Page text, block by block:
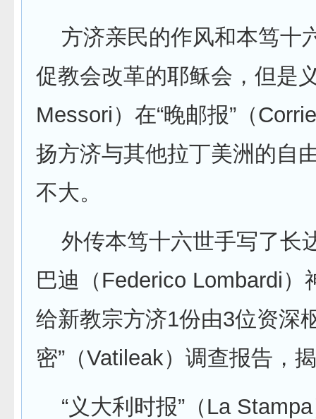
方济亲民的作风和本笃十
促教会改革的耶稣会，但是
Messori）在“晚邮报”（
扬方济与其他拉丁美洲的自
不大。
外传本笃十六世手写了长
巴迪（Federico Lombardi
给新教宗方济1份由3位资深
密”（Vatileak）调查报告，
“义大利时报”（La